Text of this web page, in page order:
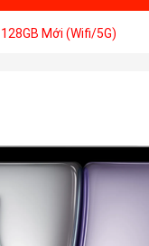
Mới (Wifi/5G)